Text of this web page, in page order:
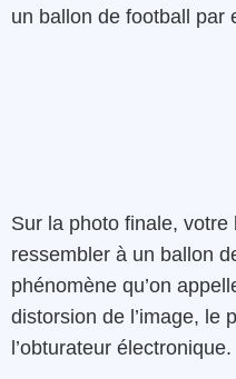
un ballon de football par
Sur la photo finale,
ressembler à un ballon
phénomène qu’on
distorsion de l’image, le
l’obturateur électronique.